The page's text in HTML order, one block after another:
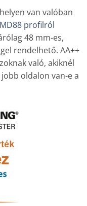
van valóban
profilról
48 mm-es,
rendelhető. AA++
való, akiknél
oldalon van-e a